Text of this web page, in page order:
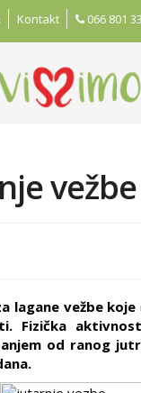
Kontakt 066 801
vežbe
lagane vežbe
Fizička
od ranog